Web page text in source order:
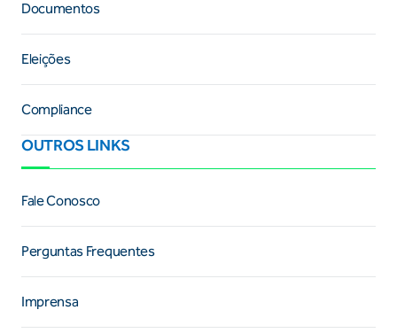
Documentos
Eleições
Compliance
OUTROS LINKS
Fale Conosco
Perguntas Frequentes
Imprensa